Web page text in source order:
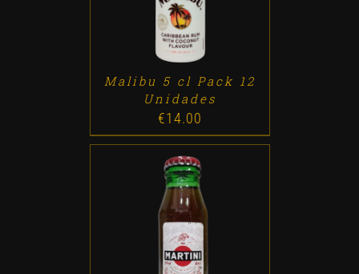
Malibu 5 cl Pack 12
Unidades
€14.00
ADD TO CART / DETALLES